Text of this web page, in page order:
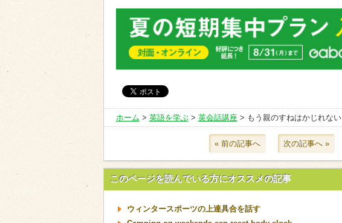
ホーム > 英語を学ぶ> 英会話講座> もう親のすねはかじれない
« 前の記事へ 次の記事へ »
このページを読んでいる方にオススメの記事
ウィンタースポーツの上達具合を話す